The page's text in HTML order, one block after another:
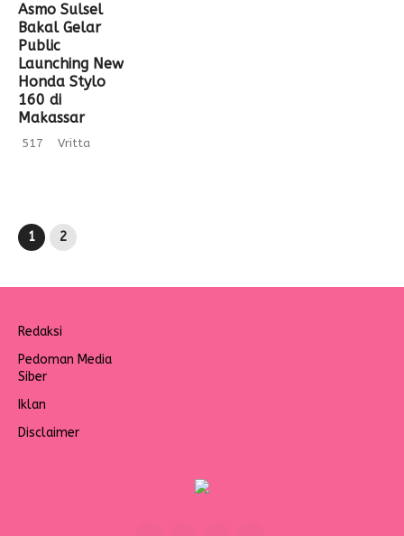
Asmo Sulsel
Bakal Gelar
Public
Launching New
Honda Stylo
160 di
Makassar
517 Vritta
1 2
Redaksi
Pedoman Media
Siber
Iklan
Disclaimer